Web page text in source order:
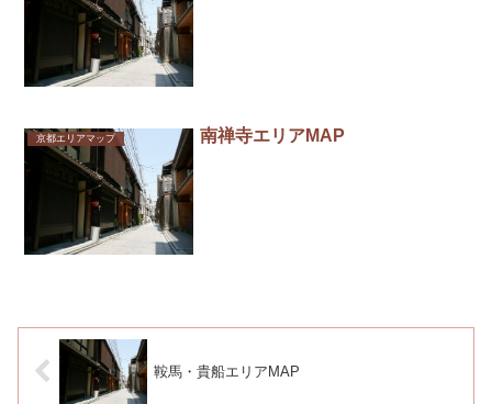
京都エリアマップ 南禅寺エリアMAP
鞍馬・貴船エリアMAP